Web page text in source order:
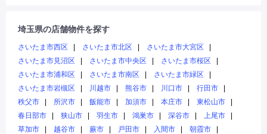
埼玉県の店舗物件を探す
さいたま市西区 さいたま市北区
さいたま市大宮区
さいたま市見沼区
さいたま市中央区
さいたま市桜区
さいたま市浦和区
さいたま市南区
さいたま市緑区
さいたま市岩槻区
川越市 熊谷市 川口市
行田市
秩父市
所沢市 飯能市 加須市 本庄市
東松山市
春日部市
狭山市 羽生市 鴻巣市 深谷市
上尾市
草加市
越谷市 蕨市 戸田市 入間市
朝霞市